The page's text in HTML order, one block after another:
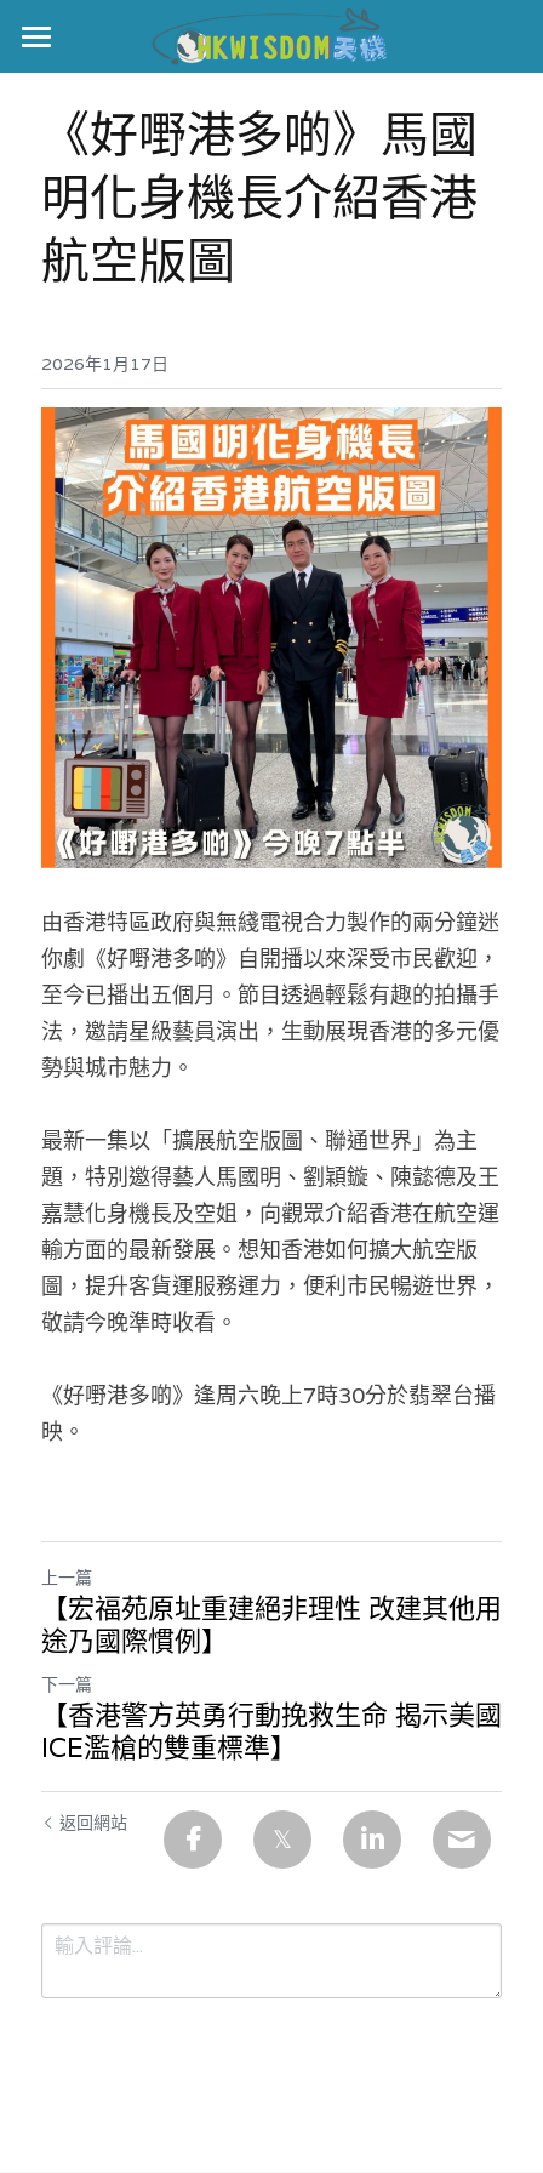
主頁
世界盃
伊美戰爭
黎智英案
美西媒體謊言實錄
宏福‧革新
宏福苑聽證會
宏福火災正視聽
記錄．宏福苑火災
港聞
中國
國際
娛樂
反華推手你要知
反華推手懶人包
民主派騙案十式
反華推手起底
美西霸凌內幕
美西極權主義
真相直擊
極端暴恐實錄
KOL 專欄
林淑芳專欄
屈穎妍專欄
朱庭萱專欄
莫綺琪專欄
黃萬成專欄
招國偉專欄
高松傑專欄
馮煒光專欄
趙處機專欄
KOL 精選
大衛sir專欄
陳子遷律師專欄
羅浚軒專欄
溫志倫專欄
汪明欣專欄
張美雄專欄
莊豪鋒專欄
絕密法庭檔案
醫院口岸爆炸案
屠龍小隊案
黎智英案審訊
支聯會案
35+顛覆案
生活
吃喝玩指南
親子
花生仔漫畫週記
關於我們
投稿熱線
商戶合作
支持讚助
關於我們
繁體中文
繁體中文
English
《好嘢港多啲》馬國
明化身機長介紹香港
航空版圖
2026年1月17日
由香港特區政府與無綫電視合力製作的兩分鐘迷
你劇《好嘢港多啲》自開播以來深受市民歡迎，
至今已播出五個月。節目透過輕鬆有趣的拍攝手
法，邀請星級藝員演出，生動展現香港的多元優
勢與城市魅力。
最新一集以「擴展航空版圖、聯通世界」為主
題，特別邀得藝人馬國明、劉穎鏇、陳懿德及王
嘉慧化身機長及空姐，向觀眾介紹香港在航空運
輸方面的最新發展。想知香港如何擴大航空版
圖，提升客貨運服務運力，便利市民暢遊世界，
敬請今晚準時收看。
《好嘢港多啲》逢周六晚上7時30分於翡翠台播
映。
上一篇
【宏福苑原址重建絕非理性 改建其他用
途乃國際慣例】
下一篇
【香港警方英勇行動挽救生命 揭示美國
ICE濫槍的雙重標準】
返回網站